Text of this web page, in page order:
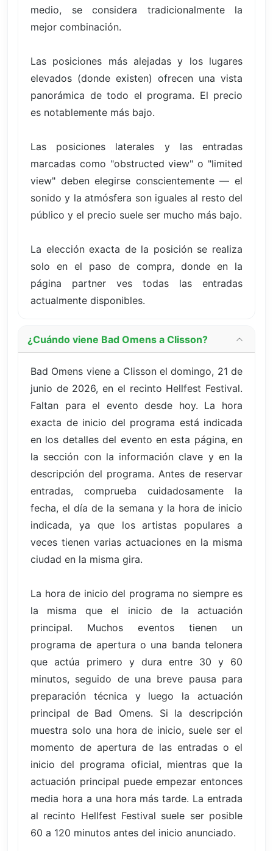
medio, se considera tradicionalmente la
mejor combinación.
Las posiciones más alejadas y los lugares
elevados (donde existen) ofrecen una vista
panorámica de todo el programa. El precio
es notablemente más bajo.
Las posiciones laterales y las entradas
marcadas como "obstructed view" o "limited
view" deben elegirse conscientemente — el
sonido y la atmósfera son iguales al resto del
público y el precio suele ser mucho más bajo.
La elección exacta de la posición se realiza
solo en el paso de compra, donde en la
página partner ves todas las entradas
actualmente disponibles.
¿Cuándo viene Bad Omens a Clisson?
Bad Omens viene a Clisson el domingo, 21 de
junio de 2026, en el recinto Hellfest Festival.
Faltan para el evento desde hoy. La hora
exacta de inicio del programa está indicada
en los detalles del evento en esta página, en
la sección con la información clave y en la
descripción del programa. Antes de reservar
entradas, comprueba cuidadosamente la
fecha, el día de la semana y la hora de inicio
indicada, ya que los artistas populares a
veces tienen varias actuaciones en la misma
ciudad en la misma gira.
La hora de inicio del programa no siempre es
la misma que el inicio de la actuación
principal. Muchos eventos tienen un
programa de apertura o una banda telonera
que actúa primero y dura entre 30 y 60
minutos, seguido de una breve pausa para
preparación técnica y luego la actuación
principal de Bad Omens. Si la descripción
muestra solo una hora de inicio, suele ser el
momento de apertura de las entradas o el
inicio del programa oficial, mientras que la
actuación principal puede empezar entonces
media hora a una hora más tarde. La entrada
al recinto Hellfest Festival suele ser posible
60 a 120 minutos antes del inicio anunciado.